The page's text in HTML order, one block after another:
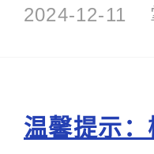
2024-12-11
温馨提示